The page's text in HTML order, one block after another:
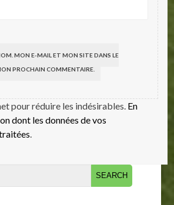
MON E-MAIL ET MON SITE DANS LE
PROCHAIN COMMENTAIRE.
pour réduire les indésirables. En
dont les données de vos
.